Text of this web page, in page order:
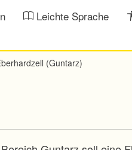
Leichte Sprache
(Guntarz)